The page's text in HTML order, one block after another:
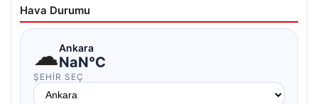
Hava Durumu
☁Ankara
NaN°C
ŞEHIR SEÇ